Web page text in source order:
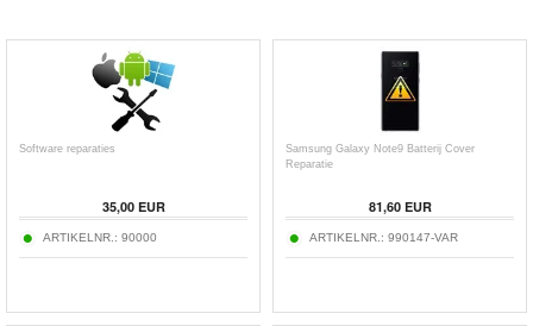
Software reparaties
35,00 EUR
ARTIKELNR.: 90000
Samsung Galaxy Note9 Batterij Cover
Reparatie
81,60 EUR
ARTIKELNR.: 990147-VAR